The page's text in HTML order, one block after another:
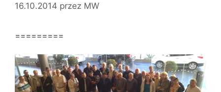
16.10.2014 przez MW
=========